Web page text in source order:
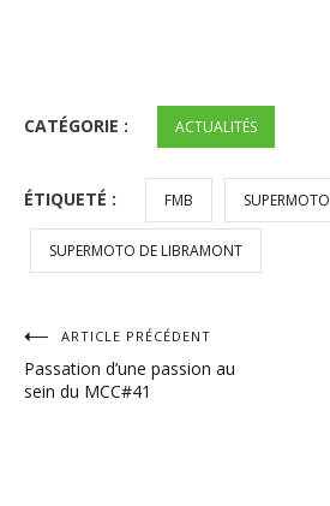
CATÉGORIE : ACTUALITÉS
ÉTIQUETÉ : FMB SUPERMOTO
SUPERMOTO DE LIBRAMONT
Navigation
de
ARTICLE PRÉCÉDENT
Passation d’une passion au
sein du MCC#41